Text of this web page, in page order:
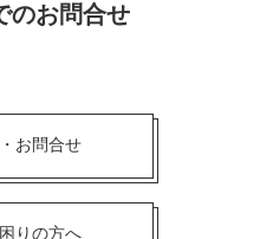
のお問合せ
お問合せ
りの方へ